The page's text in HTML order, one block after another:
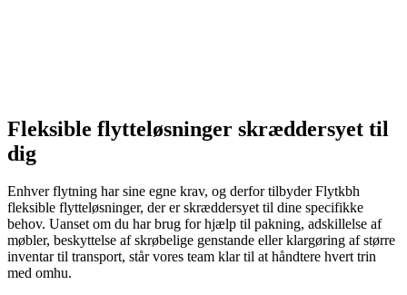
Fleksible flytteløsninger skræddersyet til
dig
Enhver flytning har sine egne krav, og derfor tilbyder Flytkbh
fleksible flytteløsninger, der er skræddersyet til dine specifikke
behov. Uanset om du har brug for hjælp til pakning, adskillelse af
møbler, beskyttelse af skrøbelige genstande eller klargøring af større
inventar til transport, står vores team klar til at håndtere hvert trin
med omhu.